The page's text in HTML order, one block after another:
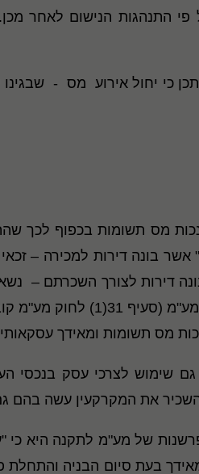
פי התנהגות הנישום לאחר
כי יחול אירוע מס -
לנכות מס תשומות בכפוף
בונה דירות למכירה –
דירות לצורך השכרתם –
את מס התשומות בשל בנייתם ? מחד,
של מע"מ לתקנה היא כי
מע"מ – עקרון ההקבלה) ומאידך בעת